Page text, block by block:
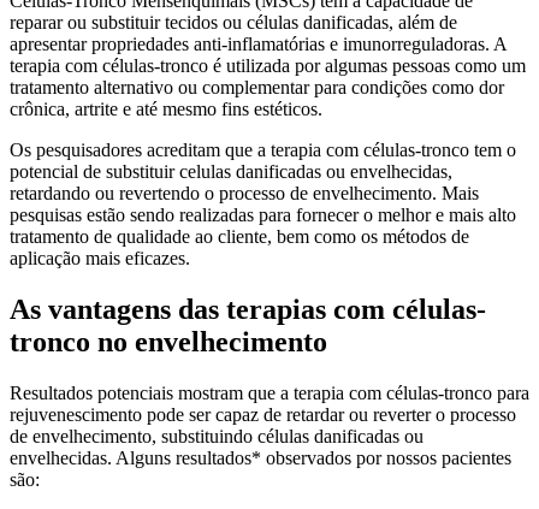
reparar ou substituir tecidos ou células danificadas, além de
apresentar propriedades anti-inflamatórias e imunorreguladoras. A
terapia com células-tronco é utilizada por algumas pessoas como um
tratamento alternativo ou complementar para condições como dor
crônica, artrite e até mesmo fins estéticos.
Os pesquisadores acreditam que a terapia com células-tronco tem o
potencial de substituir celulas danificadas ou envelhecidas,
retardando ou revertendo o processo de envelhecimento. Mais
pesquisas estão sendo realizadas para fornecer o melhor e mais alto
tratamento de qualidade ao cliente, bem como os métodos de
aplicação mais eficazes.
As vantagens das terapias com células-
tronco no envelhecimento
Resultados potenciais mostram que a terapia com células-tronco para
rejuvenescimento pode ser capaz de retardar ou reverter o processo
de envelhecimento, substituindo células danificadas ou
envelhecidas. Alguns resultados* observados por nossos pacientes
são: